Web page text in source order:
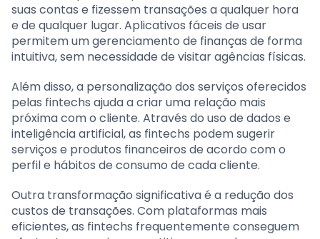
suas contas e fizessem transações a qualquer hora
e de qualquer lugar. Aplicativos fáceis de usar
permitem um gerenciamento de finanças de forma
intuitiva, sem necessidade de visitar agências físicas.
Além disso, a personalização dos serviços oferecidos
pelas fintechs ajuda a criar uma relação mais
próxima com o cliente. Através do uso de dados e
inteligência artificial, as fintechs podem sugerir
serviços e produtos financeiros de acordo com o
perfil e hábitos de consumo de cada cliente.
Outra transformação significativa é a redução dos
custos de transações. Com plataformas mais
eficientes, as fintechs frequentemente conseguem